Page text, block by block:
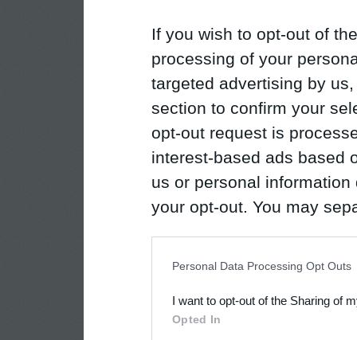
If you wish to opt-out of
processing of your
targeted advertising by
section to confirm your
opt-out request is
interest-based ads based
us or personal
your opt-out. You may
Downstream Participants
third parties.
Personal Data Processing Opt Outs
I want to opt-out of the Sharing of
Opted In